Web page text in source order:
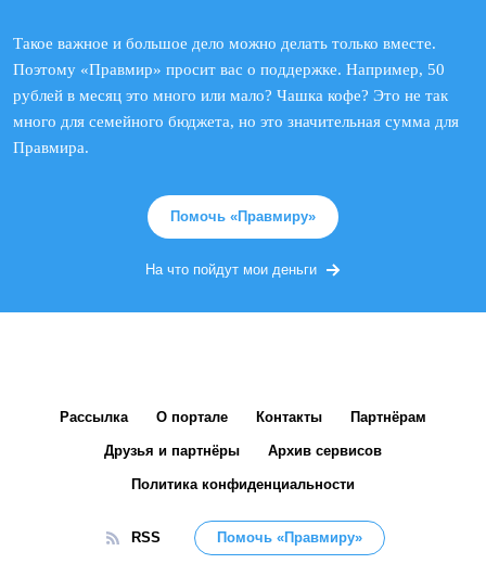
Такое важное и большое дело можно делать только вместе.
Поэтому «Правмир» просит вас о поддержке. Например, 50
рублей в месяц это много или мало? Чашка кофе? Это не так
много для семейного бюджета, но это значительная сумма для
Правмира.
Помочь «Правмиру»
На что пойдут мои деньги
Рассылка О портале Контакты Партнёрам
Друзья и партнёры Архив сервисов
Политика конфиденциальности
RSS Помочь «Правмиру»